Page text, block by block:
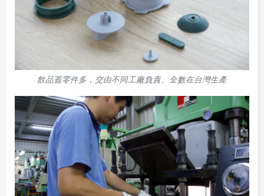
飲品蓋零件多，交由不同工廠負責、全數在台灣生產